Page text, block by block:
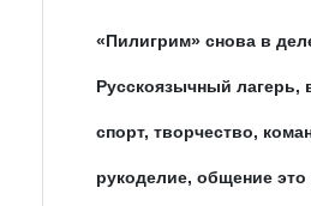
«Пилигрим» снова в
Русскоязычный лагерь,
спорт, творчество,
рукоделие, общение это